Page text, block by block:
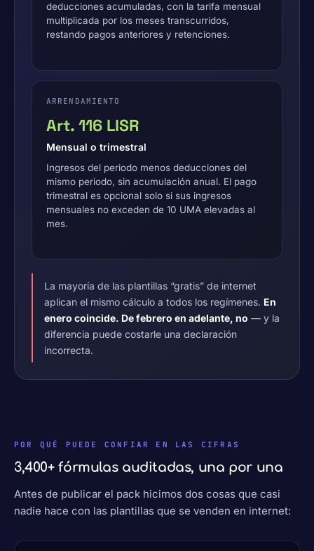
deducciones acumuladas, con la tarifa mensual
multiplicada por los meses transcurridos,
restando pagos anteriores y retenciones.
ARRENDAMIENTO
Art. 116 LISR
Mensual o trimestral
Ingresos del periodo menos deducciones del
mismo periodo, sin acumulación anual. El pago
trimestral es opcional solo si sus ingresos
mensuales no exceden de 10 UMA elevadas al
mes.
La mayoría de las plantillas “gratis” de internet
aplican el mismo cálculo a todos los regímenes. En
enero coincide. De febrero en adelante, no — y la
diferencia puede costarle una declaración
incorrecta.
POR QUÉ PUEDE CONFIAR EN LAS CIFRAS
3,400+ fórmulas auditadas, una por una
Antes de publicar el pack hicimos dos cosas que casi
nadie hace con las plantillas que se venden en internet: